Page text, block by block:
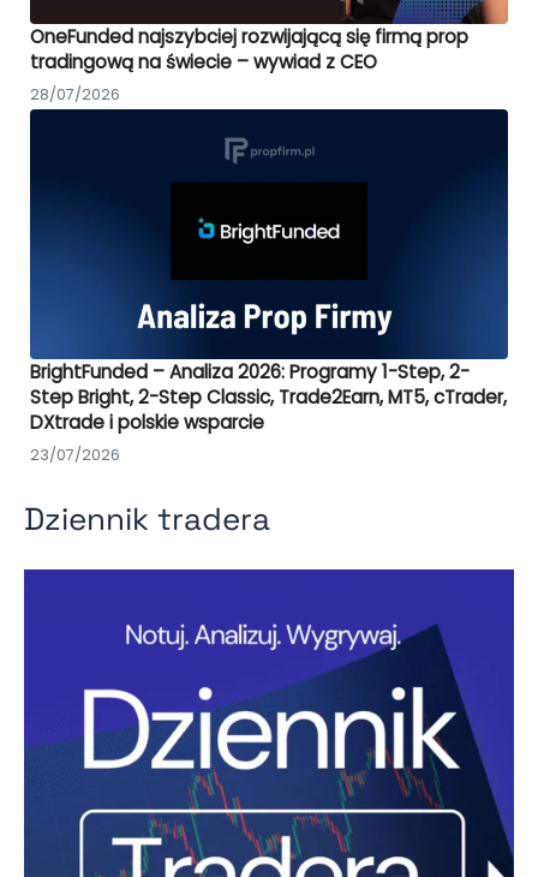
OneFunded najszybciej rozwijającą się firmą prop
tradingową na świecie – wywiad z CEO
28/07/2026
BrightFunded – Analiza 2026: Programy 1-Step, 2-
Step Bright, 2-Step Classic, Trade2Earn, MT5, cTrader,
DXtrade i polskie wsparcie
23/07/2026
Dziennik tradera